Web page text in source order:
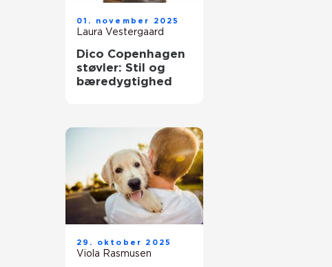
01. november 2025
Laura Vestergaard
Dico Copenhagen
støvler: Stil og
bæredygtighed
29. oktober 2025
Viola Rasmusen